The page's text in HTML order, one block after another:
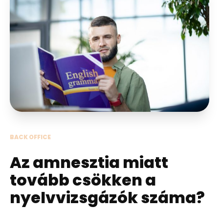
BACK OFFICE
Az amnesztia miatt
tovább csökken a
nyelvvizsgázók száma?